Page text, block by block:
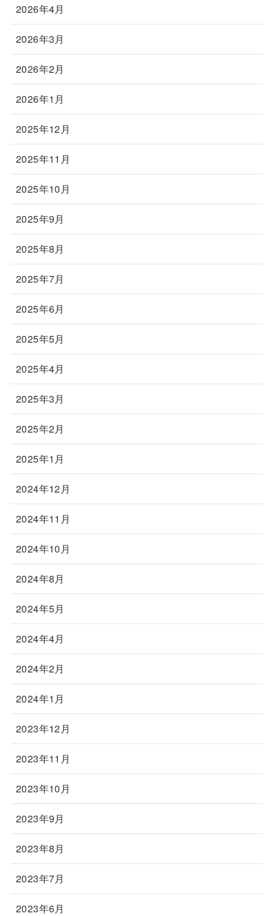
2026年4月
2026年3月
2026年2月
2026年1月
2025年12月
2025年11月
2025年10月
2025年9月
2025年8月
2025年7月
2025年6月
2025年5月
2025年4月
2025年3月
2025年2月
2025年1月
2024年12月
2024年11月
2024年10月
2024年8月
2024年5月
2024年4月
2024年2月
2024年1月
2023年12月
2023年11月
2023年10月
2023年9月
2023年8月
2023年7月
2023年6月